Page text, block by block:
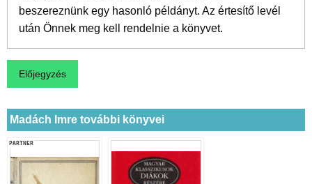
beszereznünk egy hasonló példányt. Az értesítő levél
után Önnek meg kell rendelnie a könyvet.
Madách Imre további könyvei
PARTNER